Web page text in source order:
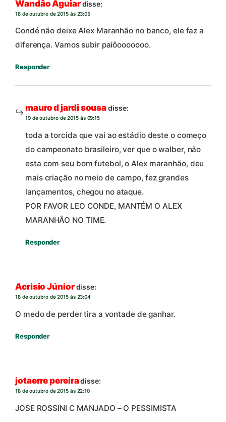
Wandâo Aguiardisse:
18 de outubro de 2015 às 23:05
Condé não deixe Alex Maranhão no banco, ele faz a
diferença. Vamos subir paiôooooooo.
Responder
mauro d jardi sousadisse:
19 de outubro de 2015 às 09:15
toda a torcida que vai ao estádio deste o começo
do campeonato brasileiro, ver que o walber, não
esta com seu bom futebol, o Alex maranhão, deu
mais criação no meio de campo, fez grandes
lançamentos, chegou no ataque.
POR FAVOR LEO CONDE, MANTÉM O ALEX
MARANHÃO NO TIME.
Responder
Acrisio Júniordisse:
18 de outubro de 2015 às 23:04
O medo de perder tira a vontade de ganhar.
Responder
jotaerre pereiradisse:
18 de outubro de 2015 às 22:10
JOSE ROSSINI C MANJADO – O PESSIMISTA